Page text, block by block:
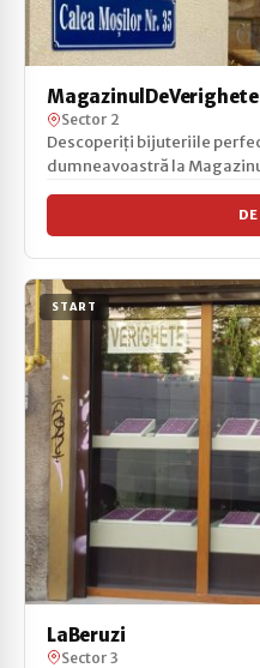
Sector 2
Descoperiți bijuteriile
dumneavoastră la
situat pe...
START
LaBeruzi
Sector 3